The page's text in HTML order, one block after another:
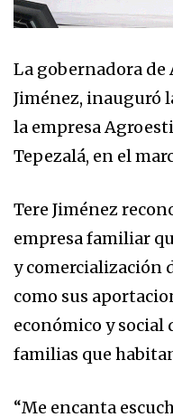
La gobernadora de
Jiménez, inauguró
la empresa
Tepezalá, en el
Tere Jiménez
empresa familiar
y comercialización
como sus
económico y social
familias que
“Me encanta